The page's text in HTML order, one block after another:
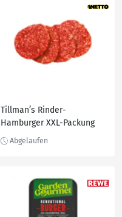
Tillman’s Rinder-
Hamburger XXL-Packung